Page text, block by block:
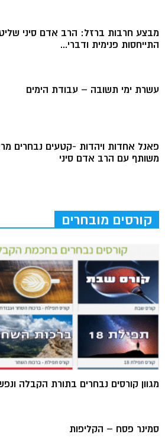
מבצע חרבות ברזל: הרב אדם סיני
התייחסות פנימית ודברי...
עשרת ימי תשובה – עבודת הימים
פאנל אחדות ויהדות -קטעים נבחרים
משותף עם הרב אדם סיני
קורסים מובחרים
מגוון קורסים נבחרים בתורת הקבלה
סמינר פסח – הקליפות